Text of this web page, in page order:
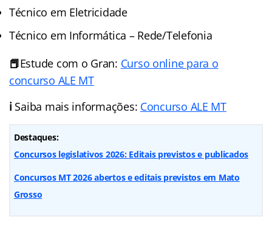
Técnico em Eletricidade
Técnico em Informática – Rede/Telefonia
📕Estude com o Gran: Curso online para o
concurso ALE MT
ℹ️ Saiba mais informações: Concurso ALE MT
Destaques:
Concursos legislativos 2026: Editais previstos e publicados
Concursos MT 2026 abertos e editais previstos em Mato
Grosso